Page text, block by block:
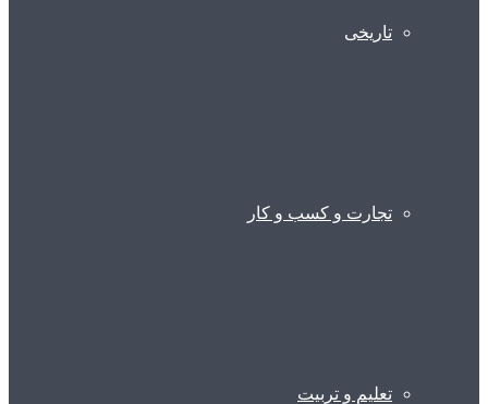
تاریخی
تجارت و کسب و کار
تعلیم و تربیت